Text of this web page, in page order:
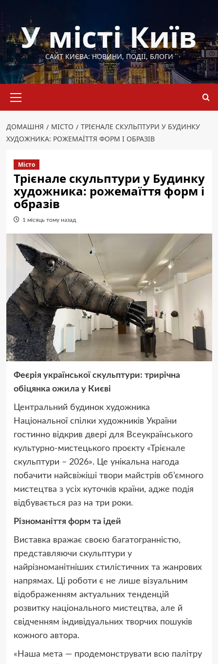
до
вмістуУ місті Київ
САЙТ КИЄВА: НОВИНИ, ПОДІЇ, БЛОГИ
меню
ДОМАШНЯ МІСТО
ТРІЄНАЛЕ СКУЛЬПТУРИ У БУДИНКУ
ХУДОЖНИКА: РОЖЕМАЇТТЯ ФОРМ І ОБРАЗІВ
Місто
Трієнале скульптури у Будинку
художника: рожемаїття форм і
образів
1 місяць тому назад
Феєрія української скульптури: трирічна
обіцянка ожила у Києві
Центральний будинок художника
Національної спілки художників України
гостинно відкрив двері для Всеукраїнського
культурно-мистецького проєкту «Трієнале
скульптури – 2026». Це унікальна нагода
побачити найсвіжіші твори майстрів об’ємного
мистецтва з усіх куточків країни, адже подія
відбувається раз на три роки.
Різноманіття форм та ідей
Виставка вражає своєю багатогранністю,
представляючи скульптури у
найрізноманітніших стилістичних та жанрових
напрямах. Ці роботи є не лише візуальним
відображенням актуальних тенденцій
розвитку національного мистецтва, але й
свідченням індивідуальних творчих пошуків
кожного автора.
«Наша мета — продемонструвати всю палітру